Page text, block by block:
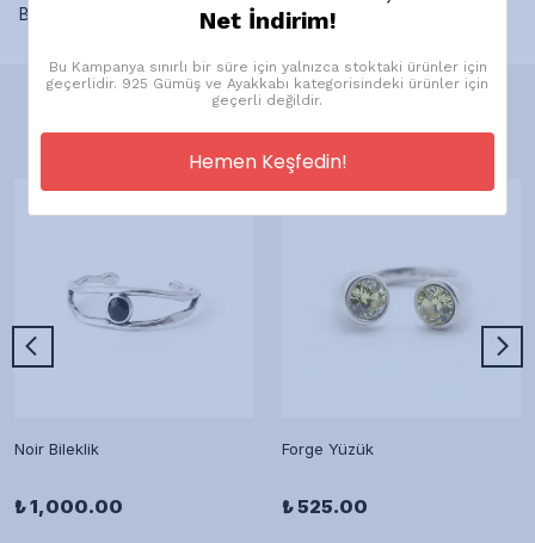
Bu ürün için henüz yorum yapılmamış.
Önerilen Ürünler
Noir Bileklik
₺ 1,000.00
Forge Yüzük
₺ 525.00
Net İndirim!
Bu Kampanya sınırlı bir süre için yalnızca stoktaki ürünler için
geçerlidir. 925 Gümüş ve Ayakkabı kategorisindeki ürünler için
geçerli değildir.
Hemen Keşfedin!